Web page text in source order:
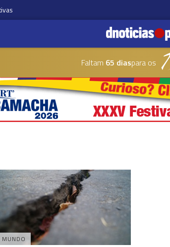
Faltam 65 diaspara os
MUNDO